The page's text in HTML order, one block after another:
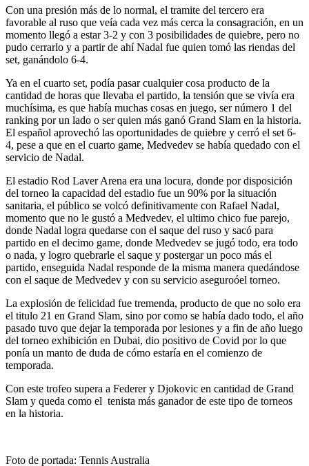
Con una presión más de lo normal, el tramite del tercero era
favorable al ruso que veía cada vez más cerca la consagración, en un
momento llegó a estar 3-2 y con 3 posibilidades de quiebre, pero no
pudo cerrarlo y a partir de ahí Nadal fue quien tomó las riendas del
set, ganándolo 6-4.
Ya en el cuarto set, podía pasar cualquier cosa producto de la
cantidad de horas que llevaba el partido, la tensión que se vivía era
muchísima, es que había muchas cosas en juego, ser número 1 del
ranking por un lado o ser quien más ganó Grand Slam en la historia.
El español aprovechó las oportunidades de quiebre y cerró el set 6-
4, pese a que en el cuarto game, Medvedev se había quedado con el
servicio de Nadal.
El estadio Rod Laver Arena era una locura, donde por disposición
del torneo la capacidad del estadio fue un 90% por la situación
sanitaria, el público se volcó definitivamente con Rafael Nadal,
momento que no le gustó a Medvedev, el ultimo chico fue parejo,
donde Nadal logra quedarse con el saque del ruso y sacó para
partido en el decimo game, donde Medvedev se jugó todo, era todo
o nada, y logro quebrarle el saque y postergar un poco más el
partido, enseguida Nadal responde de la misma manera quedándose
con el saque de Medvedev y con su servicio aseguroóel torneo.
La explosión de felicidad fue tremenda, producto de que no solo era
el titulo 21 en Grand Slam, sino por como se había dado todo, el año
pasado tuvo que dejar la temporada por lesiones y a fin de año luego
del torneo exhibición en Dubai, dio positivo de Covid por lo que
ponía un manto de duda de cómo estaría en el comienzo de
temporada.
Con este trofeo supera a Federer y Djokovic en cantidad de Grand
Slam y queda como el tenista más ganador de este tipo de torneos
en la historia.
Foto de portada: Tennis Australia